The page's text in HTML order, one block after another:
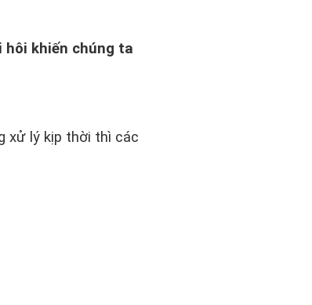
khiến chúng ta
xử lý kịp thời thì các